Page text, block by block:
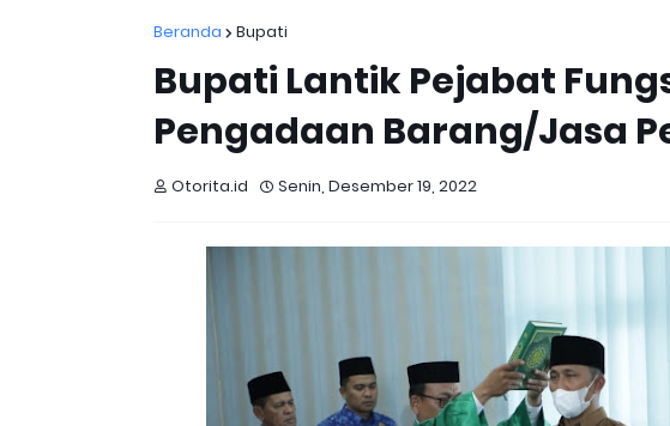
SPORT OTORITA TV
Beranda Bupati
Bupati Lantik Pejabat
Pengadaan Barang/Jasa
Otorita.id Senin, Desember 19, 2022